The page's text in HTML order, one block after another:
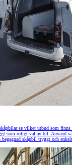
se vilket utbud som
som roligt val av bil. Använd
skåpbil tryggt och enkelt.